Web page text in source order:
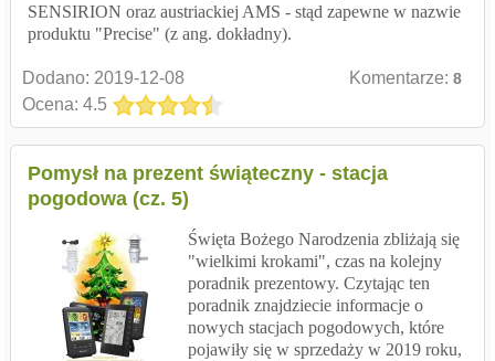
SENSIRION oraz austriackiej AMS - stąd zapewne w nazwie
produktu "Precise" (z ang. dokładny).
Dodano: 2019-12-08 Komentarze:8
Ocena: 4.5
Pomysł na prezent świąteczny - stacja
pogodowa (cz. 5)
Święta Bożego Narodzenia zbliżają się
"wielkimi krokami", czas na kolejny
poradnik prezentowy. Czytając ten
poradnik znajdziecie informacje o
nowych stacjach pogodowych, które
pojawiły się w sprzedaży w 2019 roku,